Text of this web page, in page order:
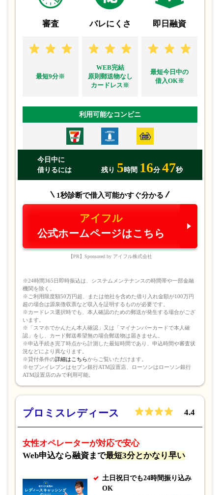
審査
最短9分※
バレにくさ
WEB完結
原則郵送物なし
カードレス※
即日融資
最短今日中の
借入OK※
利用可能なコンビニ
今日中に
借りるには
残り 5時間 16分 47秒
1秒診断で借入可能かすぐ分かる
アイフル
公式ホームページはこちら
【PR】Sponsored by アイフル株式会社
※24時間365日即時振込は、システムメンテナンスの時間帯や一部金融
機関を除く。
※ご利用限度額50万円超、または他社を含めた借り入れ金額が100万円
超の場合は源泉徴収票など収入を証明するものが必要です。
※カードレス選択時でも、本人確認のための郵送が発生する場合がござ
います。
※「スマホでかんたん本人確認」又は「マイナンバーカードで本人確
認」をし、カード郵送希望無の場合郵送物は届きません。
※申込手続き完了時点から計測した最短時間であり、申込時間や審査状
況などにより異なります。
※貸付条件の詳細はこちらからご覧いただけます。
※セブンイレブンはセブン銀行ATM設置店、ローソンはローソン銀行
ATM設置店のみで利用可能。
プロミスレディース 4.4
女性オペレーターが対応で安心
Web申込なら融資まで最短3分とかなり早い
土日祝日でも24時間振り込み
OK